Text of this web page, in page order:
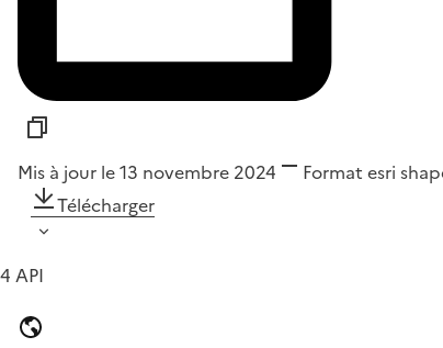
Mis à jour le 13 novembre 2024 Format esri
Télécharger
4 API